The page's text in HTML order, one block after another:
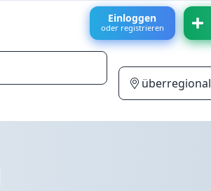
Einloggen
oder registrieren